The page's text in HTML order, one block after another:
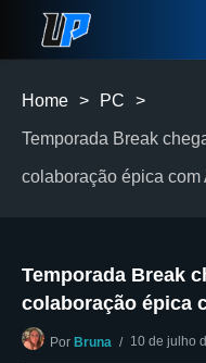
Home > PC >
Temporada Break
colaboração épica com
Temporada Break
colaboração épica
Por Bruna 10 de julho